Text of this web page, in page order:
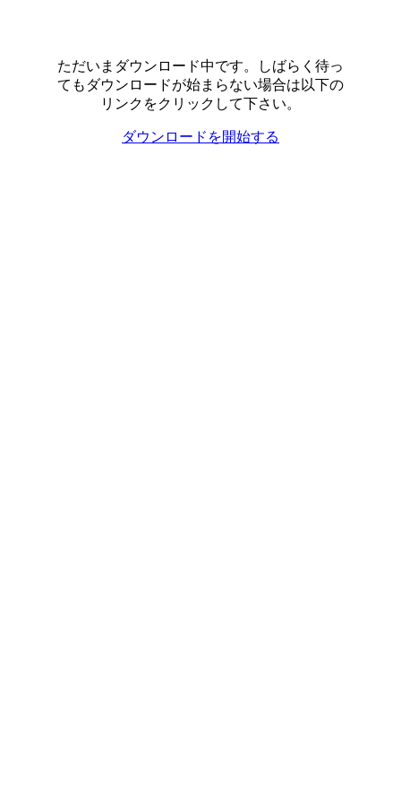
ただいまダウンロード中です。しばらく待っ
てもダウンロードが始まらない場合は以下の
リンクをクリックして下さい。
ダウンロードを開始する